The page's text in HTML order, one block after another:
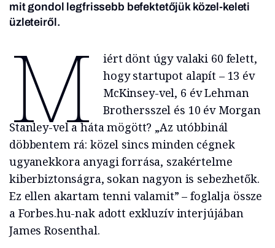
mit gondol legfrissebb befektetőjük közel-keleti
üzleteiről.
M
iért dönt úgy valaki 60 felett,
hogy startupot alapít – 13 év
McKinsey-vel, 6 év Lehman
Brothersszel és 10 év Morgan
Stanley-vel a háta mögött? „Az utóbbinál
döbbentem rá: közel sincs minden cégnek
ugyanekkora anyagi forrása, szakértelme
kiberbiztonságra, sokan nagyon is sebezhetők.
Ez ellen akartam tenni valamit” – foglalja össze
a Forbes.hu-nak adott exkluzív interjújában
James Rosenthal.